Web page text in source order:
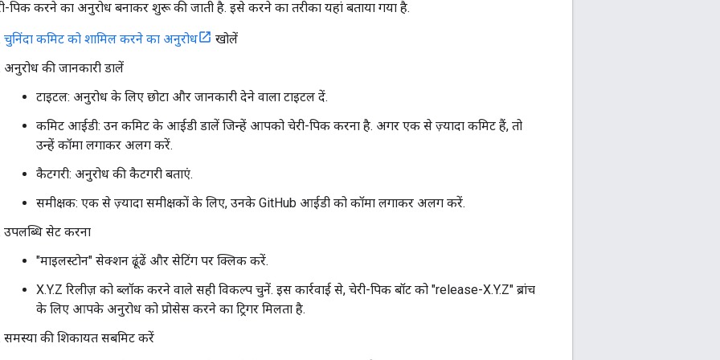
पिक करने का अनुरोध बनाकर शुरू की जाती है. इसे करने का तरीका यहां बताया गया है.
चुनिंदा कमिट को शामिल करने का अनुरोध
खोलें
अनुरोध की जानकारी डालें
टाइटल: अनुरोध के लिए छोटा और जानकारी देने वाला टाइटल दें.
कमिट आईडी: उन कमिट के आईडी डालें जिन्हें आपको चेरी-पिक करना है. अगर एक से ज़्यादा कमिट हैं, तो
उन्हें कॉमा लगाकर अलग करें.
कैटगरी: अनुरोध की कैटगरी बताएं.
समीक्षक: एक से ज़्यादा समीक्षकों के लिए, उनके GitHub आईडी को कॉमा लगाकर अलग करें.
उपलब्धि सेट करना
"माइलस्टोन" सेक्शन ढूंढें और सेटिंग पर क्लिक करें.
X.Y.Z रिलीज़ को ब्लॉक करने वाले सही विकल्प चुनें. इस कार्रवाई से, चेरी-पिक बॉट को "release-X.Y.Z" ब्रांच
के लिए आपके अनुरोध को प्रोसेस करने का ट्रिगर मिलता है.
समस्या की शिकायत सबमिट करें